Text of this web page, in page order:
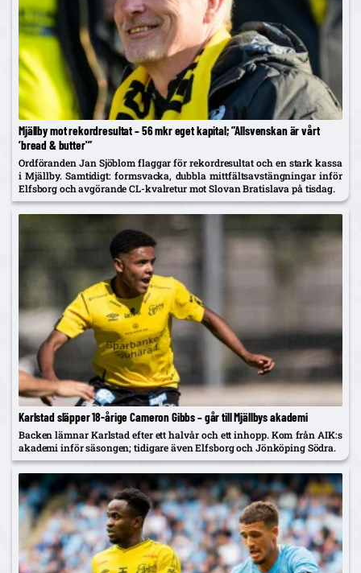
Mjällby mot rekordresultat – 56 mkr eget kapital; ”Allsvenskan är vårt
’bread & butter'”
Ordföranden Jan Sjöblom flaggar för rekordresultat och en stark kassa
i Mjällby. Samtidigt: formsvacka, dubbla mittfältsavstängningar inför
Elfsborg och avgörande CL-kvalretur mot Slovan Bratislava på tisdag.
Karlstad släpper 18-årige Cameron Gibbs – går till Mjällbys akademi
Backen lämnar Karlstad efter ett halvår och ett inhopp. Kom från AIK:s
akademi inför säsongen; tidigare även Elfsborg och Jönköping Södra.